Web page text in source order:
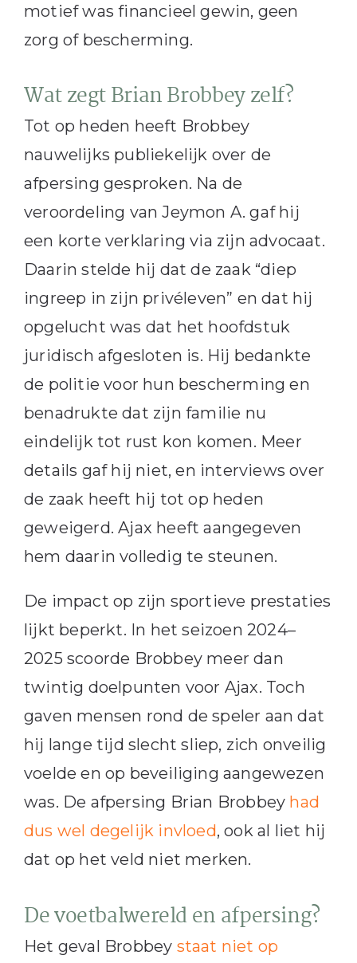
motief was financieel gewin, geen
zorg of bescherming.
Wat zegt Brian Brobbey zelf?
Tot op heden heeft Brobbey
nauwelijks publiekelijk over de
afpersing gesproken. Na de
veroordeling van Jeymon A. gaf hij
een korte verklaring via zijn advocaat.
Daarin stelde hij dat de zaak “diep
ingreep in zijn privéleven” en dat hij
opgelucht was dat het hoofdstuk
juridisch afgesloten is. Hij bedankte
de politie voor hun bescherming en
benadrukte dat zijn familie nu
eindelijk tot rust kon komen. Meer
details gaf hij niet, en interviews over
de zaak heeft hij tot op heden
geweigerd. Ajax heeft aangegeven
hem daarin volledig te steunen.
De impact op zijn sportieve prestaties
lijkt beperkt. In het seizoen 2024–
2025 scoorde Brobbey meer dan
twintig doelpunten voor Ajax. Toch
gaven mensen rond de speler aan dat
hij lange tijd slecht sliep, zich onveilig
voelde en op beveiliging aangewezen
was. De afpersing Brian Brobbey had
dus wel degelijk invloed, ook al liet hij
dat op het veld niet merken.
De voetbalwereld en afpersing?
Het geval Brobbey staat niet op